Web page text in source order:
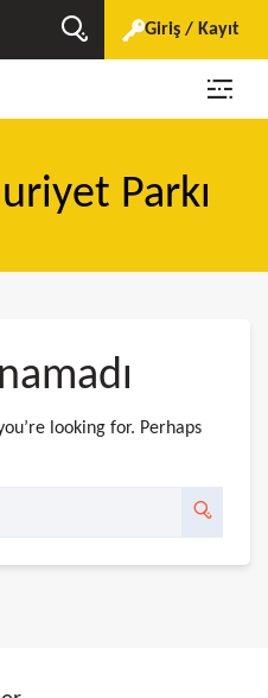
Giriş / Kayıt
Parkı
looking for. Perhaps